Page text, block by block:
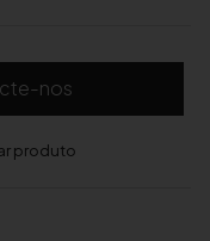
nos
produto